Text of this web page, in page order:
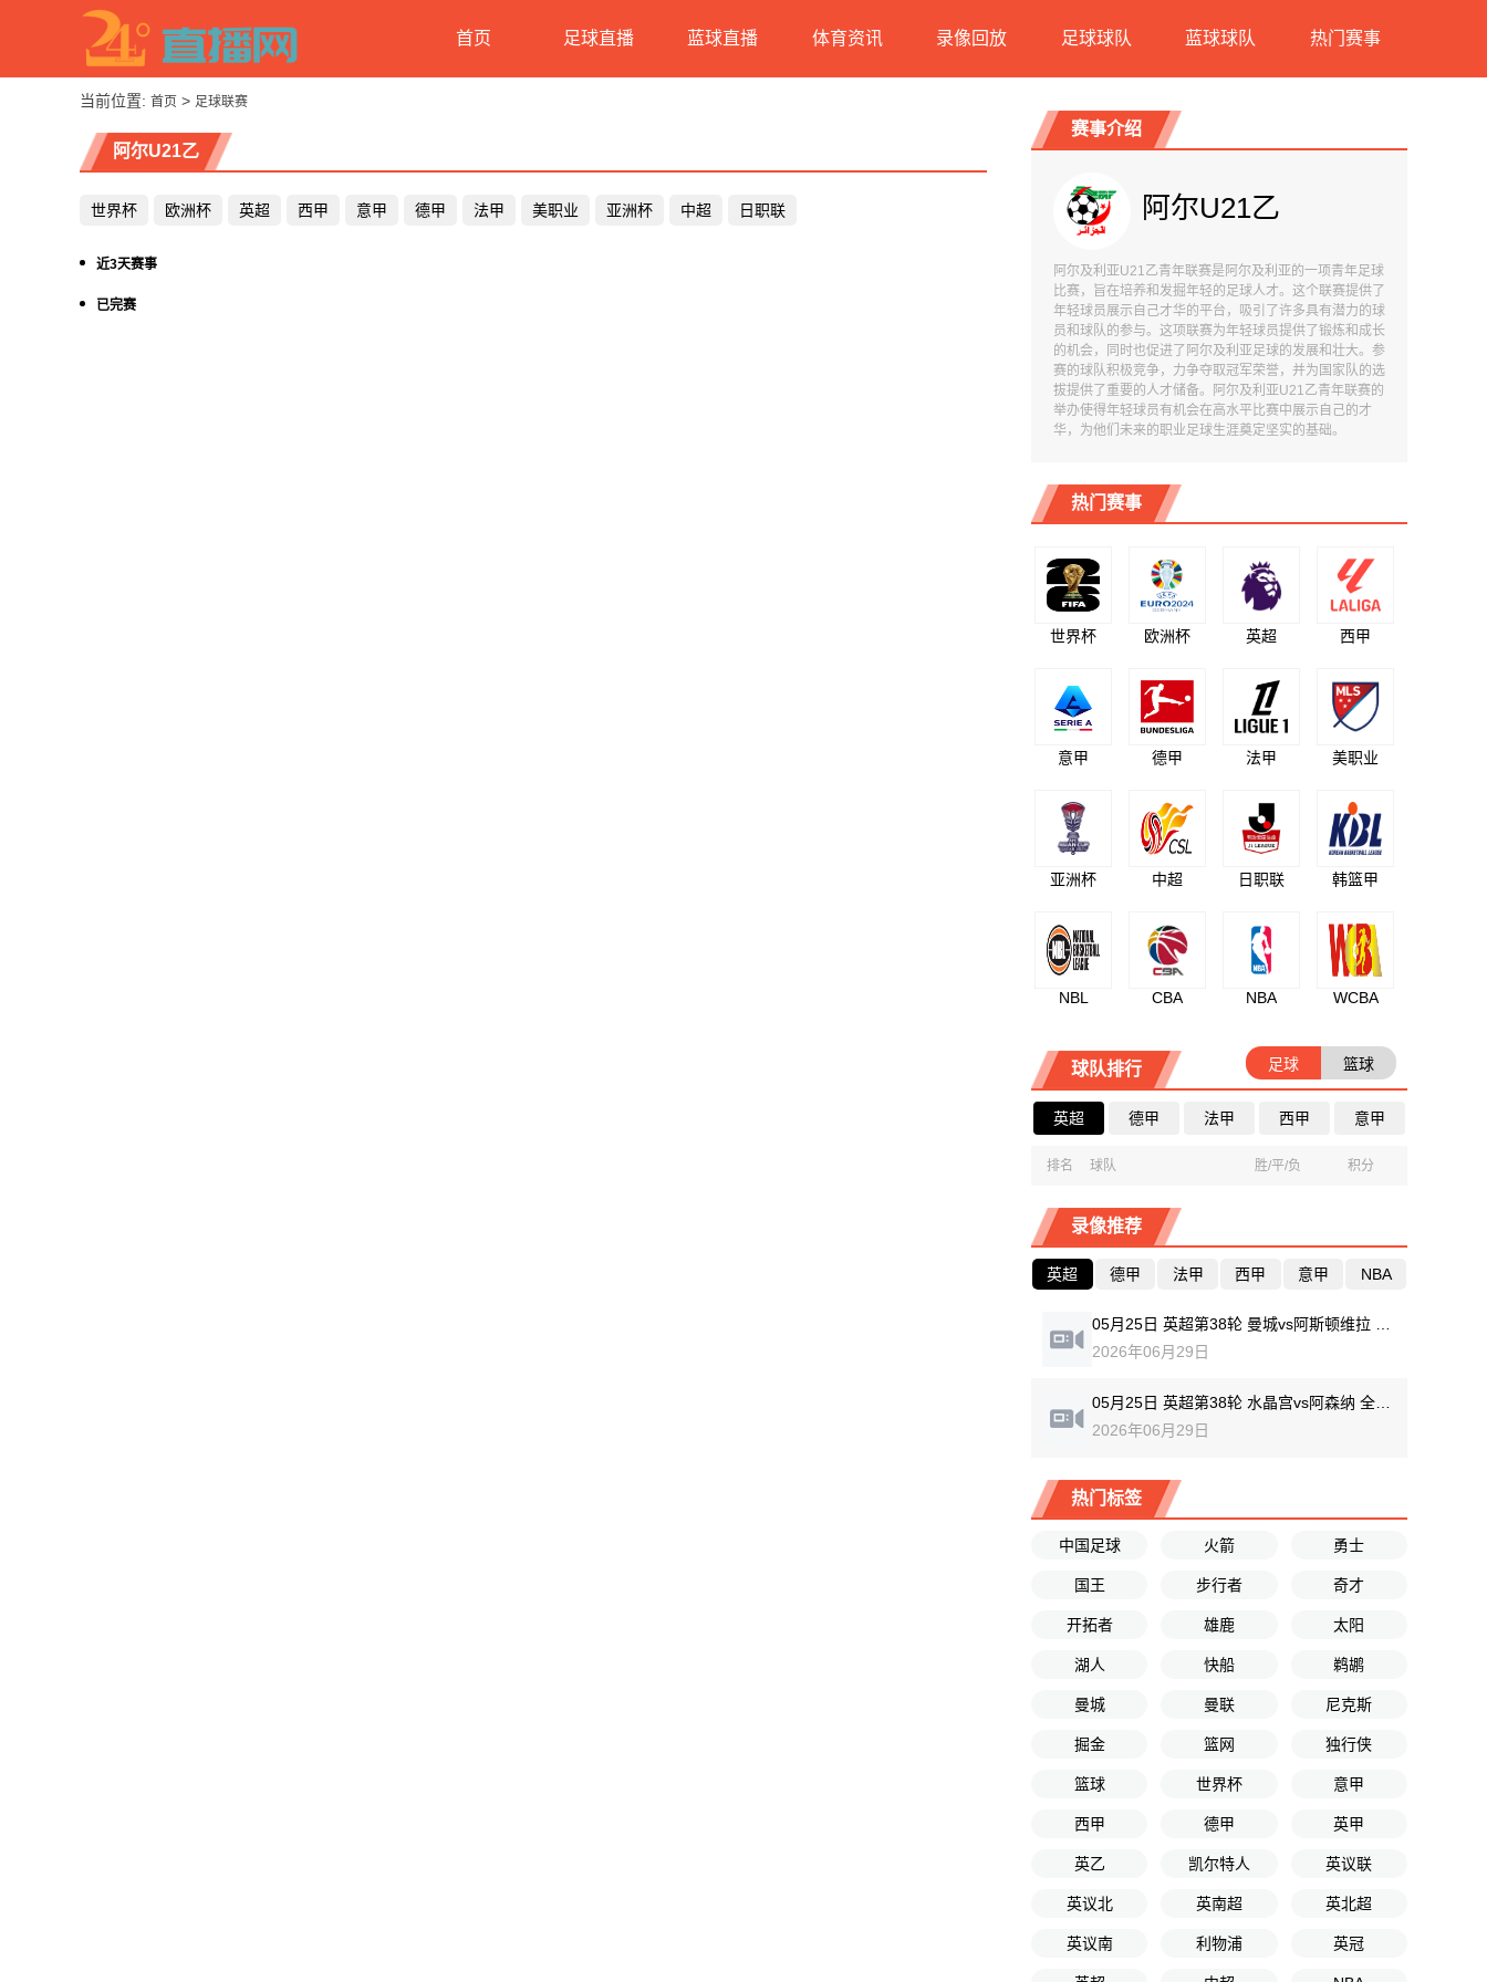
首页 足球直播 蓝球直播 体育资讯 录像回放 足球球队 蓝球球队 热门赛事
当前位置: 首页 > 足球联赛
阿尔U21乙
世界杯 欧洲杯 英超 西甲 意甲 德甲 法甲 美职业 亚洲杯 中超 日职联
近3天赛事
已完赛
赛事介绍
阿尔U21乙
阿尔及利亚U21乙青年联赛是阿尔及利亚的一项青年足球
比赛，旨在培养和发掘年轻的足球人才。这个联赛提供了
年轻球员展示自己才华的平台，吸引了许多具有潜力的球
员和球队的参与。这项联赛为年轻球员提供了锻炼和成长
的机会，同时也促进了阿尔及利亚足球的发展和壮大。参
赛的球队积极竞争，力争夺取冠军荣誉，并为国家队的选
拔提供了重要的人才储备。阿尔及利亚U21乙青年联赛的
举办使得年轻球员有机会在高水平比赛中展示自己的才
华，为他们未来的职业足球生涯奠定坚实的基础。
热门赛事
世界杯 欧洲杯 英超 西甲
意甲 德甲 法甲 美职业
亚洲杯 中超 日职联 韩篮甲
NBL CBA NBA WCBA
球队排行 足球 篮球
英超 德甲 法甲 西甲 意甲
排名 球队 胜/平/负 积分
录像推荐
英超 德甲 法甲 西甲 意甲 NBA
2026年06月29日
05月25日 英超第38轮 水晶宫vs阿森纳 全场录像回放
2026年06月29日
热门标签
中国足球 火箭 勇士
国王 步行者 奇才
开拓者 雄鹿 太阳
湖人 快船 鹈鹕
曼城 曼联 尼克斯
掘金 篮网 独行侠
篮球 世界杯 意甲
西甲 德甲 英甲
英乙 凯尔特人 英议联
英议北 英南超 英北超
英议南 利物浦 英冠